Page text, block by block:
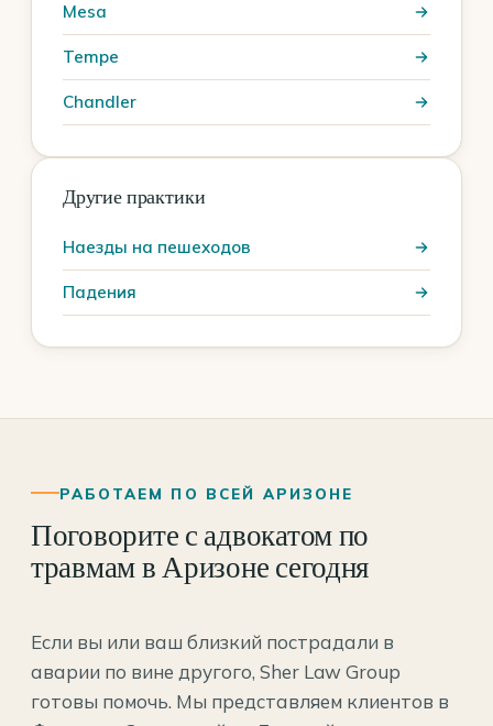
Mesa
Tempe
Chandler
Другие практики
Наезды на пешеходов
Падения
РАБОТАЕМ ПО ВСЕЙ АРИЗОНЕ
Поговорите с адвокатом по
травмам в Аризоне сегодня
Если вы или ваш близкий пострадали в
аварии по вине другого, Sher Law Group
готовы помочь. Мы представляем клиентов в